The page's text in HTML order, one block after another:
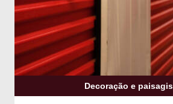
Decoração e